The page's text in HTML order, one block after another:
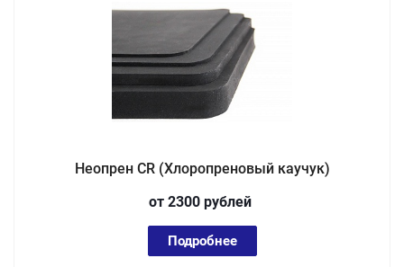
Неопрен CR (Хлоропреновый каучук)
от 2300 рублей
Подробнее